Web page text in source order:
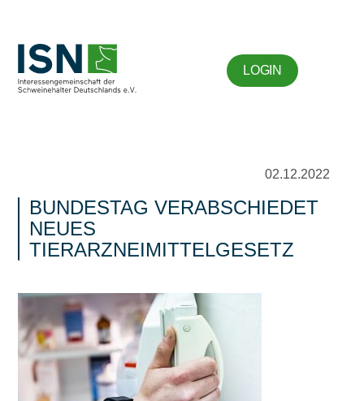
LOGIN
02.12.2022
BUNDESTAG VERABSCHIEDET
NEUES
TIERARZNEIMITTELGESETZ